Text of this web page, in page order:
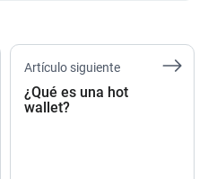
Artículo siguiente
¿Qué es una hot
wallet?